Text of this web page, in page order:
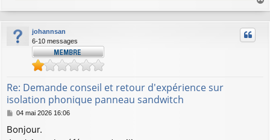
a
u
johannsan
6-10 messages
Re: Demande conseil et retour d'expérience sur
isolation phonique panneau sandwitch
M
s
04 mai 2026 16:06
Bonjour.